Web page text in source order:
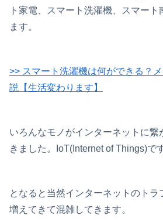
ト家電、スマート洗濯機、スマート
ます。
>> スマート洗濯機は何ができる？
説【生活変わります】
いろんなモノがインターネットに繋
きました。IoT(Internet of Things)で
となると当然インターネットのト
増えてきて混雑してきます。